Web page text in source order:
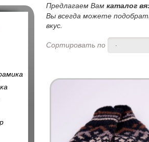
Предлагаем Вам каталог
Вы всегда можете
вкус.
Сортировать по
-